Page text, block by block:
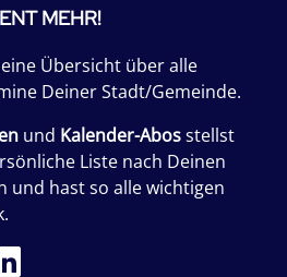
MEHR!
Übersicht über alle
Deiner Stadt/Gemeinde.
und Kalender-Abosstellst
Liste nach Deinen
und hast so alle wichtigen